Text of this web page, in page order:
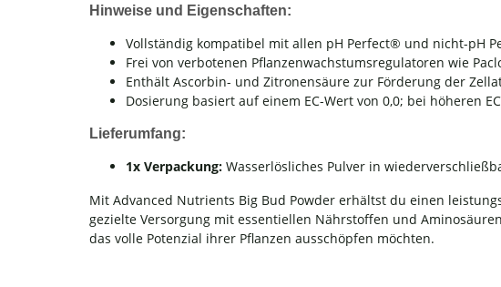
Hinweise und Eigenschaften:
Vollständig kompatibel mit allen pH Perfect® und nicht-pH
Frei von verbotenen Pflanzenwachstumsregulatoren wie
Enthält Ascorbin- und Zitronensäure zur Förderung der
Dosierung basiert auf einem EC-Wert von 0,0; bei höheren
Lieferumfang:
1x Verpackung: Wasserlösliches Pulver in
Mit Advanced Nutrients Big Bud Powder erhältst du einen
gezielte Versorgung mit essentiellen Nährstoffen und
das volle Potenzial ihrer Pflanzen ausschöpfen möchten.